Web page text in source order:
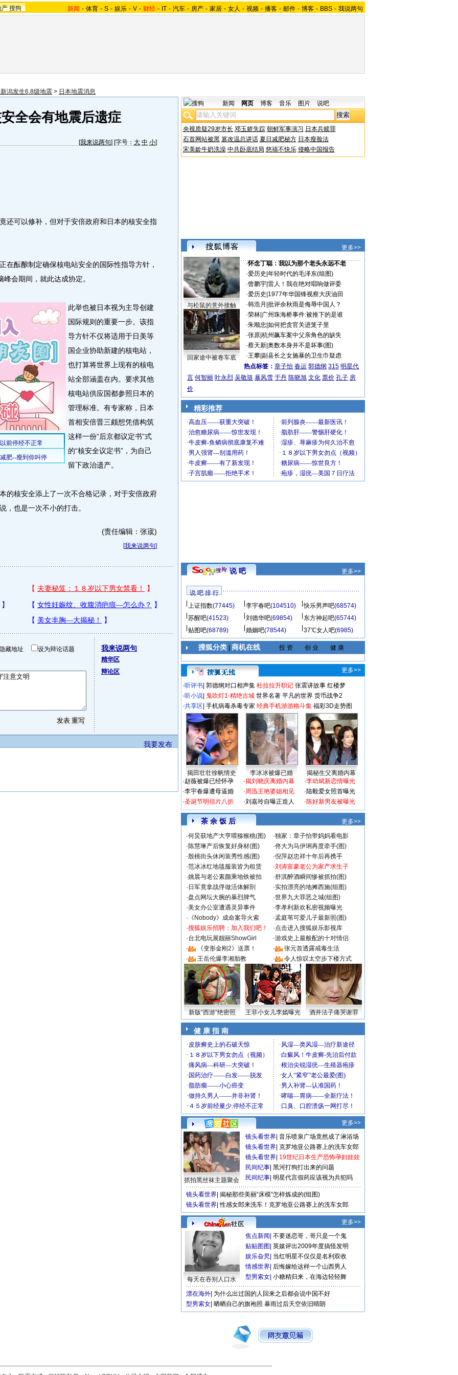
产 搜狗 新闻 - 体育 - S - 娱乐 - V - 财经 - IT - 汽车 - 房产 - 家居 - 女人 - 视频 - 播客 - 邮件 - 博客 - BBS - 我说两句
新潟发生6.8级地震 > 日本地震消息
全会有地震后遗症
[我来说两句] [字号： 大 中 小]
可以修补，但对于安倍政府和日本的核安全指
酝酿制定确保核电站安全的国际性指导方针，
会期间，就此达成协定。
此举也被日本视为主导创建
国际规则的重要一步。该指
导方针不仅将适用于日美等
国企业协助新建的核电站，
也打算将世界上现有的核电
站全部涵盖在内。要求其他
核电站供应国都参照日本的
管理标准。有专家称，日本
首相安倍晋三颇想凭借构筑
这样一份“后京都议定书”式
的“核安全议定书”，为自己
留下政治遗产。
核安全添上了一次不合格记录，对于安倍政府
，也是一次不小的打击。
(责任编辑：张宬)
[我来说两句]
藏地址 设为辩论话题 我来说两句
精华区
辩论区
我要发布
新闻 网页 博客 音乐 图片 说吧
央视质疑29岁市长 邓玉娇失踪 朝鲜军事演习 日本兵赎罪
石首网站被黑 篡改温总讲话 夏日减肥秘方 日本瘦脸法
宋美龄牛奶洗澡 中共卧底结局 慈禧不快乐 侵略中国报告
更多>>
与松鼠的意外接触
回家途中被卷车底
·怀念丁聪：我以为那个老头永远不老
·爱历史 年轻时代的毛泽东(组图)
·曾鹏宇| 雷人！我在绝对唱响做评委
·爱历史 1977年华国锋视察大庆油田
·韩浩月 批评余秋雨是侮辱中国人？
·荣林| 广州珠海桥事件:被推下的是谁
·朱顺忠 如何把贪官关进笼子里
·张原| 杭州飙车案中父亲角色的缺失
·蔡天新| 奥数本身并不是坏事(图)
·王攀| 副县长之女施暴的卫生巾疑虑
热点标签： 章子怡 春运 郭德纲 315 明星代
言 何智丽 叶永烈 吴敬琏 暴风雪 于丹 陈晓旭 文化 票价 孔子 房
价
精彩推荐
说 吧 更多>>
说 吧 排 行
上证指数(77445) 李宇春吧(104510) 快乐男声吧(68574)
苏醒吧(41523) 刘德华吧(69854) 东方神起吧(65744)
贴图吧(68789) 婚姻吧(78544) 37℃女人吧(6985)
搜狐分类| 商机在线 投 资 创 业 健 康
更多>>
·听评书 郭德纲对口相声集 杜拉拉升职记 张震讲故事 红楼梦
·听小说 鬼吹灯1-精绝古城 世界名著 平凡的世界 货币战争2
·共享区 手机病毒杀毒专家 经典手机游游格斗集 福彩3D走势图
揭田壮壮徐帆情史 李冰冰被爆已婚
揭秘生父离婚内幕
·赵薇被爆已经怀孕
·李宇春爆遭母逼婚
·圣诞节明信片八折
·揭刘晓庆离婚内幕
·周迅王艳婆媳相见
·刘嘉玲自曝正造人
·李幼斌新恋情曝光
·陆毅爱女照首曝光
·陈好新男友被曝光
茶 余 饭 后
更多>>
·何炅获地产大亨喂猕猴桃(图) ·独家：章子怡带妈妈看电影
·陈慧琳产后恢复好身材(图) ·佟大为马伊琍再度牵手(图)
·殷桃街头休闲装秀性感(图) ·倪萍赵忠祥十年后再携手
·范冰冰红地毯服装皆为租赁 ·刘涛富豪老公为家产求生子
·姚晨与老公素颜乘地铁被拍 ·舒淇醉酒瞬间惨被抓拍(图)
· 日军竟拿战俘做活体解剖 ·实拍漂亮的地摊西施(组图)
·盘点网坛大腕的暴烈脾气 ·世界九大罪恶之城(组图)
·美女办公室遭遇灵异事件 ·李孝利新欢私密视频曝光
· 《Nobody》成命案导火索 ·孟庭苇可爱儿子最新照(图)
·搜狐娱乐招聘：加入我们吧！ ·点击进入搜狐娱乐影视库
·台北电玩展靓丽ShowGirl ·游戏史上最般配的十对情侣
·
《变形金刚2》送票！ ·
张元首透露戒毒生活
·
王岳伦爆李湘胎教 · 令人惊叹太空步下楼方式
新版“西游”绝密照 王菲小女儿李嫣曝光 酒井法子痛哭谢罪
健 康 指 南
更多>>
抓拍黑丝袜主题聚会
镜头看世界 音乐喷泉广场竟然成了淋浴场
镜头看世界 克罗地亚公路赛上的洗车女郎
镜头看世界 19世纪日本生产恐怖孕妇娃娃
民间纪事 黑河打狗打出来的问题
民间纪事 明星代言假药应该视为共犯吗
镜头看世界 揭秘那些美丽“床模”怎样炼成的(组图)
镜头看世界 性感女郎来洗车！克罗地亚公路赛上的洗车女郎
更多>>
每天在吞别人口水
焦点新闻 不要迷恋哥，哥只是一个鬼
贴贴图图 英媒评出2009年度搞怪发明
娱乐旮旯 当红明星不仅仅是名利双收
情感世界 后悔嫁给这样一个山西男人
型男索女 小糖精归来，在海边轻轻舞
漂在海外 为什么出过国的人回来之后都会说中国不好
型男索女 晒晒自己的旗袍照 暴雨过后天空依旧晴朗